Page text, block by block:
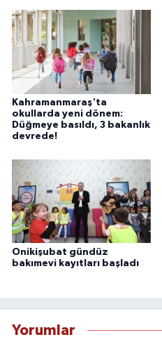
Kahramanmaraş'ta
okullarda yeni dönem:
Düğmeye basıldı, 3 bakanlık
devrede!
Onikişubat gündüz
bakımevi kayıtları başladı
Yorumlar